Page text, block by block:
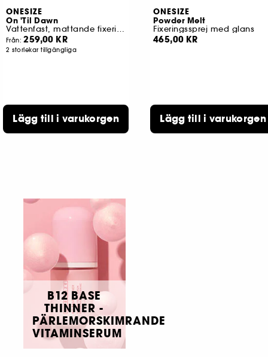
ONESIZE
On 'Til Dawn
Vattenfast, mattande fixeringssprej
Från:259,00 KR
2 storlekar tillgängliga
Lägg till i varukorgen
ONESIZE
Powder Melt
Fixeringssprej med glans
465,00 KR
Lägg till i varukorgen
B12 BASE
THINNER -
PÄRLEMORSKIMRANDE
VITAMINSERUM